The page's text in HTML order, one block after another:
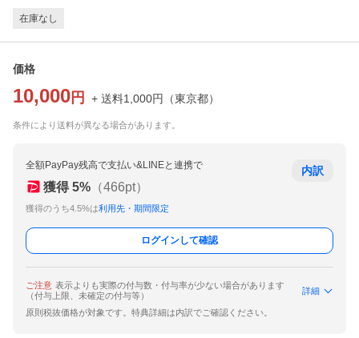
在庫なし
価格
10,000 円 + 送料1,000円 （東京都）
条件により送料が異なる場合があります。
全額PayPay残高で支払い&LINEと連携で
獲得 5% （466pt）
獲得のうち4.5%は利用先・期間限定
内訳
ログインして確認
ご注意 表示よりも実際の付与数・付与率が少ない場合があります
（付与上限、未確定の付与等）
詳細
原則税抜価格が対象です。特典詳細は内訳でご確認ください。